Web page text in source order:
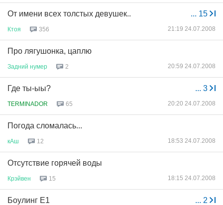
... 15
От имени всех толстых девушек..
Ктоя 356 21:19 24.07.2008
Про лягушонка, цаплю
Задний нумер 2 20:59 24.07.2008
... 3
Где ты-ыы?
TERMINADOR 65 20:20 24.07.2008
Погода сломалась...
кАш 12 18:53 24.07.2008
Отсутствие горячей воды
Крэйвен 15 18:15 24.07.2008
... 2
Боулинг Е1